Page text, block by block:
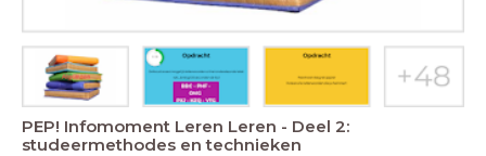
PEP! Infomoment Leren Leren - Deel 2:
studeermethodes en technieken